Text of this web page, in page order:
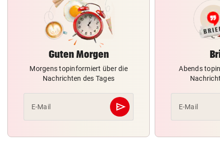
Guten Morgen
Morgens topinformiert über die
Nachrichten des Tages
E-Mail send
Abschicken
Abends
E-Mail